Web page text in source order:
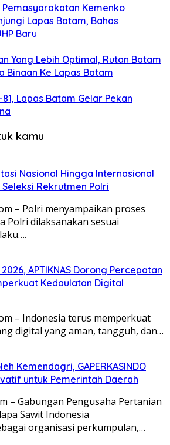
Kemenko
Lapas Batam, Bahas
Baru
Yang Lebih Optimal, Rutan Batam
Binaan Ke Lapas Batam
Lapas Batam Gelar Pekan
kamu
Nasional Hingga Internasional
Rekrutmen Polri
– Polri menyampaikan proses
Polri dilaksanakan sesuai
APTIKNAS Dorong Percepatan
Kedaulatan Digital
– Indonesia terus memperkuat
digital yang aman, tangguh, dan…
Kemendagri, GAPERKASINDO
untuk Pemerintah Daerah
– Gabungan Pengusaha Pertanian
Sawit Indonesia
organisasi perkumpulan,…